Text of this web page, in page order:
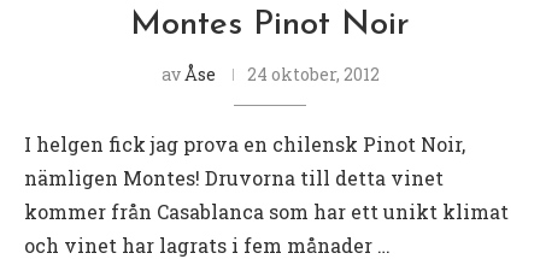
Montes Pinot Noir
av Åse 24 oktober, 2012
I helgen fick jag prova en chilensk Pinot Noir,
nämligen Montes! Druvorna till detta vinet
kommer från Casablanca som har ett unikt klimat
och vinet har lagrats i fem månader …